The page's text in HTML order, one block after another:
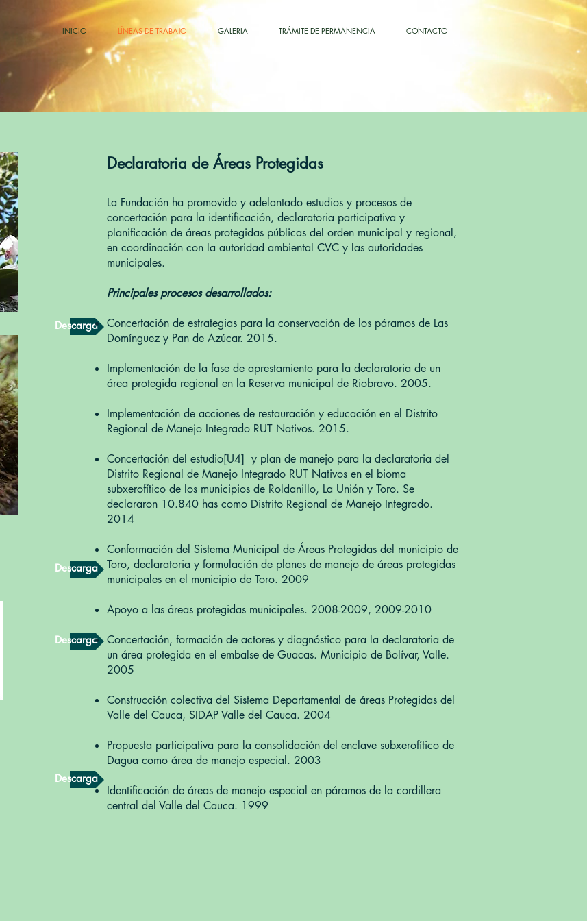
INICIO LÍNEAS DE TRABAJO GALERIA TRÁMITE DE PERMANENCIA CONTACTO
Descarga
Descarga
Descarga
Descarga
Declaratoria de Áreas Protegidas
La Fundación ha promovido y adelantado estudios y procesos de
concertación para la identificación, declaratoria participativa y
planificación de áreas protegidas públicas del orden municipal y regional,
en coordinación con la autoridad ambiental CVC y las autoridades
municipales.
Principales procesos desarrollados:
Concertación de estrategias para la conservación de los páramos de Las
Domínguez y Pan de Azúcar. 2015.
Implementación de la fase de aprestamiento para la declaratoria de un
área protegida regional en la Reserva municipal de Riobravo. 2005.
Implementación de acciones de restauración y educación en el Distrito
Regional de Manejo Integrado RUT Nativos. 2015.
Concertación del estudio[U4] y plan de manejo para la declaratoria del
Distrito Regional de Manejo Integrado RUT Nativos en el bioma
subxerofítico de los municipios de Roldanillo, La Unión y Toro. Se
declararon 10.840 has como Distrito Regional de Manejo Integrado.
2014
Conformación del Sistema Municipal de Áreas Protegidas del municipio de
Toro, declaratoria y formulación de planes de manejo de áreas protegidas
municipales en el municipio de Toro. 2009
Apoyo a las áreas protegidas municipales. 2008-2009, 2009-2010
Concertación, formación de actores y diagnóstico para la declaratoria de
un área protegida en el embalse de Guacas. Municipio de Bolívar, Valle.
2005
Construcción colectiva del Sistema Departamental de áreas Protegidas del
Valle del Cauca, SIDAP Valle del Cauca. 2004
Propuesta participativa para la consolidación del enclave subxerofítico de
Dagua como área de manejo especial. 2003
Identificación de áreas de manejo especial en páramos de la cordillera
central del Valle del Cauca. 1999